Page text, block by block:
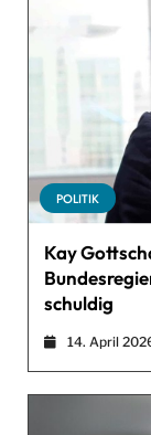
POLITIK
Kay
schuldig
14. April